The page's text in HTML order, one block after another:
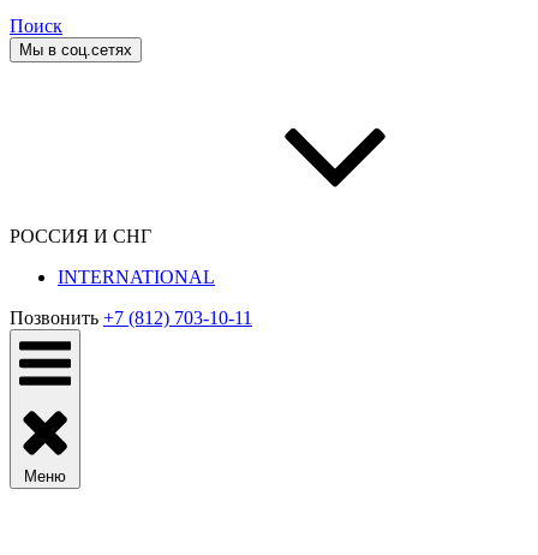
Поиск
Мы в соц.сетях
РОССИЯ И СНГ
INTERNATIONAL
Позвонить +7 (812) 703-10-11
Меню